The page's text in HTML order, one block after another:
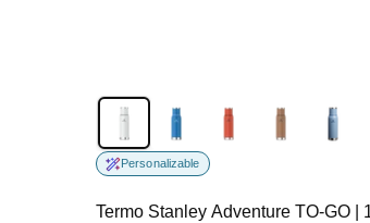
Personalizable
Termo Stanley Adventure TO-GO |